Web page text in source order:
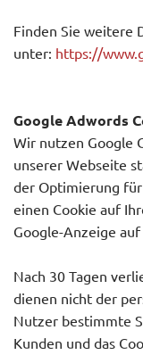
Finden Sie weitere
unter: https://
Google Adwords
Wir nutzen Google
unserer Webseite
der Optimierung
einen Cookie auf
Google-Anzeige
Nach 30 Tagen
dienen nicht der
Nutzer bestimmte
Kunden und das